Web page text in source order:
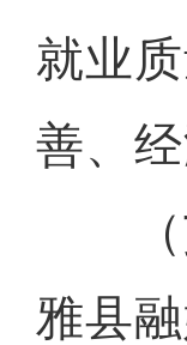
就业
善、
（艾
雅县